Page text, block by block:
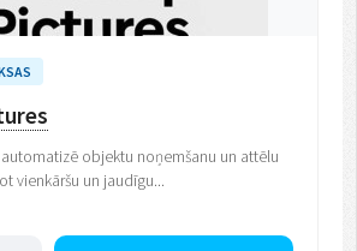
objektu noņemšanu un attēlu
vienkāršu un jaudīgu...